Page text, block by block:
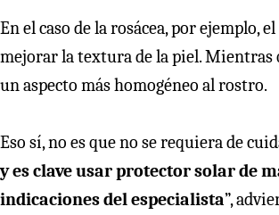
En el caso de la rosácea, por ejemplo,
mejorar la textura de la piel. Mientras
un aspecto más homogéneo al rostro.
Eso sí, no es que no se requiera de
y es clave usar protector solar de
indicaciones del especialista”,